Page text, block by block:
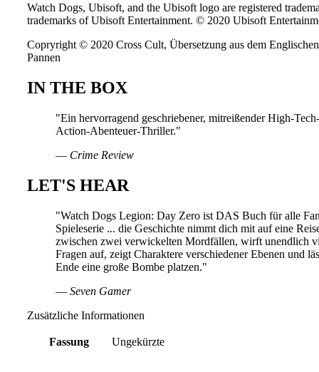
Watch Dogs, Ubisoft, and the Ubisoft logo are registered
trademarks of Ubisoft Entertainment. © 2020 Ubisoft
Copryright © 2020 Cross Cult, Übersetzung aus dem
Pannen
IN THE BOX
"Ein hervorragend geschriebener, mitreißender High-Tech-
Action-Abenteuer-Thriller."
― Crime Review
LET'S HEAR
"Watch Dogs Legion: Day Zero ist DAS Buch für alle
Spieleserie ... die Geschichte nimmt dich mit auf eine
zwischen zwei verwickelten Mordfällen, wirft unendlich
Fragen auf, zeigt Charaktere verschiedener Ebenen und
Ende eine große Bombe platzen."
― Seven Gamer
Zusätzliche Informationen
Fassung Ungekürzte